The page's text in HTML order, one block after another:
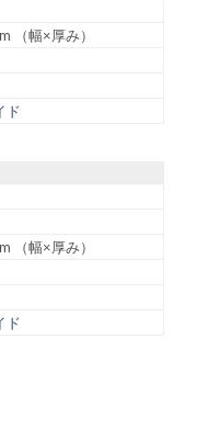
（幅×厚み）
ド
（幅×厚み）
ド